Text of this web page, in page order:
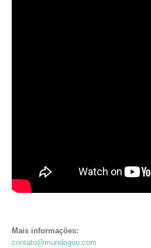
Mais informações:
contato@mundogeo.com